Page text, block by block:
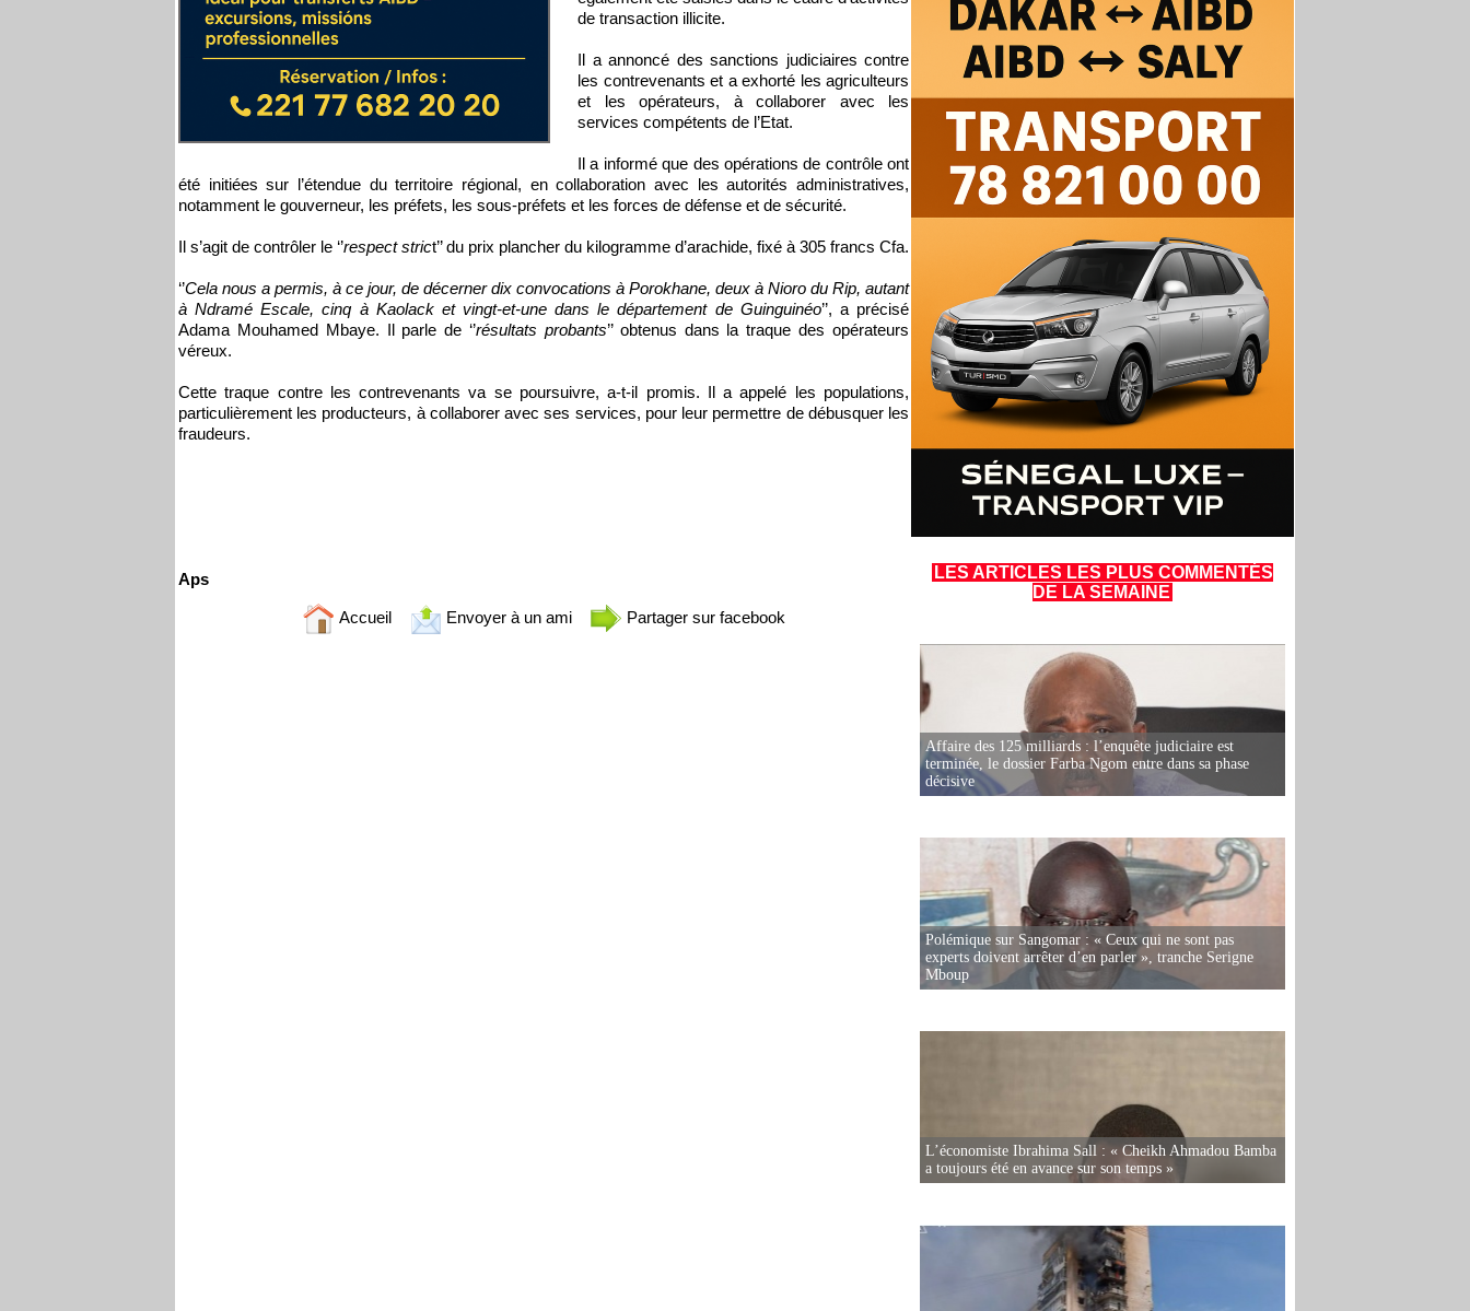
de transaction illicite.
Il a annoncé des sanctions judiciaires contre
les contrevenants et a exhorté les agriculteurs
et les opérateurs, à collaborer avec les
services compétents de l’Etat.
Il a informé que des opérations de contrôle ont
été initiées sur l’étendue du territoire régional, en collaboration avec les autorités administratives,
notamment le gouverneur, les préfets, les sous-préfets et les forces de défense et de sécurité.
Il s’agit de contrôler le ‘’respect strict’’ du prix plancher du kilogramme d’arachide, fixé à 305 francs Cfa.
‘’Cela nous a permis, à ce jour, de décerner dix convocations à Porokhane, deux à Nioro du Rip, autant
à Ndramé Escale, cinq à Kaolack et vingt-et-une dans le département de Guinguinéo’’, a précisé
Adama Mouhamed Mbaye. Il parle de ‘’résultats probants’’ obtenus dans la traque des opérateurs
véreux.
Cette traque contre les contrevenants va se poursuivre, a-t-il promis. Il a appelé les populations,
particulièrement les producteurs, à collaborer avec ses services, pour leur permettre de débusquer les
fraudeurs.
Aps
Accueil Envoyer à un ami Partager sur facebook
LES ARTICLES LES PLUS COMMENTÉS
DE LA SEMAINE
Affaire des 125 milliards : l’enquête judiciaire est
terminée, le dossier Farba Ngom entre dans sa phase
décisive
Polémique sur Sangomar : « Ceux qui ne sont pas
experts doivent arrêter d’en parler », tranche Serigne
Mboup
L’économiste Ibrahima Sall : « Cheikh Ahmadou Bamba
a toujours été en avance sur son temps »